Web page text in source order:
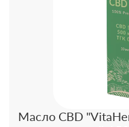
Масло CBD